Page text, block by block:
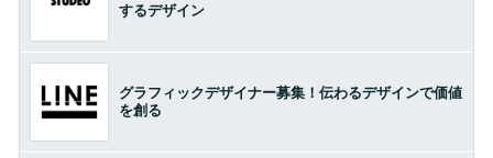
するデザイン
グラフィックデザイナー募集！伝わるデザインで価値
を創る